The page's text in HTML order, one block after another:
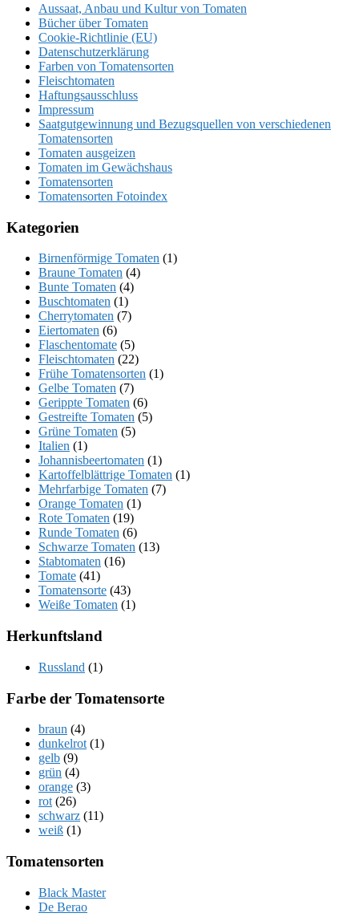
Aussaat, Anbau und Kultur von Tomaten
Bücher über Tomaten
Cookie-Richtlinie (EU)
Datenschutzerklärung
Farben von Tomatensorten
Fleischtomaten
Haftungsausschluss
Impressum
Saatgutgewinnung und Bezugsquellen von verschiedenen
Tomatensorten
Tomaten ausgeizen
Tomaten im Gewächshaus
Tomatensorten
Tomatensorten Fotoindex
Kategorien
Birnenförmige Tomaten (1)
Braune Tomaten (4)
Bunte Tomaten (4)
Buschtomaten (1)
Cherrytomaten (7)
Eiertomaten (6)
Flaschentomate (5)
Fleischtomaten (22)
Frühe Tomatensorten (1)
Gelbe Tomaten (7)
Gerippte Tomaten (6)
Gestreifte Tomaten (5)
Grüne Tomaten (5)
Italien (1)
Johannisbeertomaten (1)
Kartoffelblättrige Tomaten (1)
Mehrfarbige Tomaten (7)
Orange Tomaten (1)
Rote Tomaten (19)
Runde Tomaten (6)
Schwarze Tomaten (13)
Stabtomaten (16)
Tomate (41)
Tomatensorte (43)
Weiße Tomaten (1)
Herkunftsland
Russland (1)
Farbe der Tomatensorte
braun (4)
dunkelrot (1)
gelb (9)
grün (4)
orange (3)
rot (26)
schwarz (11)
weiß (1)
Tomatensorten
Black Master
De Berao